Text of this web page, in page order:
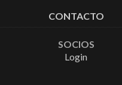
CONTACTO
SOCIOS
Login